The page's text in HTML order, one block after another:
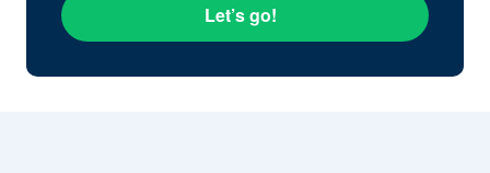
Let’s go!